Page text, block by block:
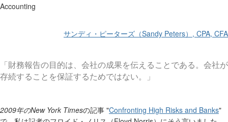
Accounting
サンディ・ピーターズ（Sandy Peters） , CPA, CFA
「財務報告の目的は、会社の成果を伝えることである。会社が
存続することを保証するためではない。」
2009年のNew York Timesの記事 "Confronting High Risks and Banks"